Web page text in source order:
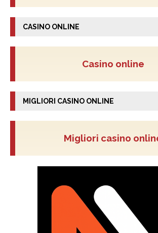
CASINO ONLINE
Casino online
MIGLIORI CASINO ONLINE
Migliori casino